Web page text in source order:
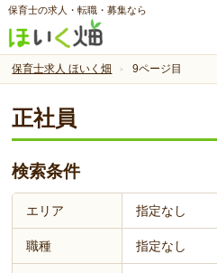
保育士の求人・転職・募集なら
保育士求人 ほいく畑 9ページ目
正社員
検索条件
エリア 指定なし
職種 指定なし